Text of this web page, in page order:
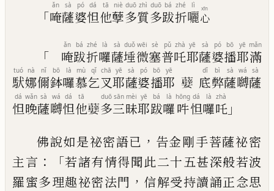
「唵
ǎn
薩
sà
婆
pó
怛
dá
他
tā
孽
niè
多
duō
質
zhì
多
duō
跋
bá
折
zhé
囇
lì
心
xīn
「 唵
ǎn
跋
bá
折
zhé
囉
là
薩
sà
埵
duǒ
微
wēi
塞
sè
普
pǔ
吒
zhà
耶
yē
薩
sà
婆
pó
播
bō
耶
yē
滿
mǎn
䭾
tuó
娜
nà
儞
nǐ
鉢
bō
囉
là
慕
mù
乞
qǐ
叉
chā
耶
yē
薩
sà
婆
pó
播
bō
耶
yē
𭒯 底
dǐ
弊
bì
薩
sà
嚩
wá
薩
sà
怛
dá
晚
wǎn
薩
sà
嚩
wá
怛
dá
他
tā
𭒯多
duō
三
sān
昧
mèi
耶
yē
跋
bá
囉
là
吽
hōng
怛
dá
囉
là
吒
zhà
」
佛說如是祕密語已 ， 告金剛手菩薩祕密
主言 ：「若諸有情得聞此二十五甚深般若波
羅蜜多理趣祕密法門 ， 信解受持讀誦正念思